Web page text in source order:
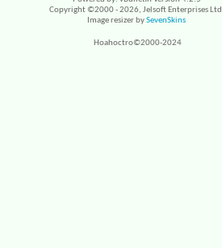
Copyright ©2000 - 2026, Jelsoft Enterprises
Image resizer bySevenSkins
Hoahoctro©2000-2024